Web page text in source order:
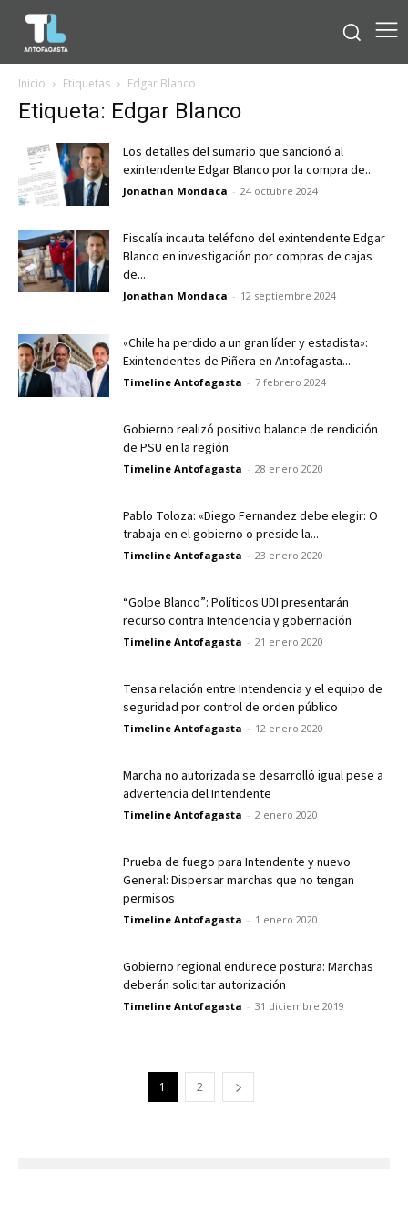
Inicio Etiquetas Edgar Blanco
Etiqueta: Edgar Blanco
Los detalles del sumario que sancionó al
exintendente Edgar Blanco por la compra de...
Jonathan Mondaca - 24 octubre 2024
Fiscalía incauta teléfono del exintendente Edgar
Blanco en investigación por compras de cajas
de...
Jonathan Mondaca - 12 septiembre 2024
«Chile ha perdido a un gran líder y estadista»:
Exintendentes de Piñera en Antofagasta...
Timeline Antofagasta - 7 febrero 2024
Gobierno realizó positivo balance de rendición
de PSU en la región
Timeline Antofagasta - 28 enero 2020
Pablo Toloza: «Diego Fernandez debe elegir: O
trabaja en el gobierno o preside la...
Timeline Antofagasta - 23 enero 2020
“Golpe Blanco”: Políticos UDI presentarán
recurso contra Intendencia y gobernación
Timeline Antofagasta - 21 enero 2020
Tensa relación entre Intendencia y el equipo de
seguridad por control de orden público
Timeline Antofagasta - 12 enero 2020
Marcha no autorizada se desarrolló igual pese a
advertencia del Intendente
Timeline Antofagasta - 2 enero 2020
Prueba de fuego para Intendente y nuevo
General: Dispersar marchas que no tengan
permisos
Timeline Antofagasta - 1 enero 2020
Gobierno regional endurece postura: Marchas
deberán solicitar autorización
Timeline Antofagasta - 31 diciembre 2019
1 2